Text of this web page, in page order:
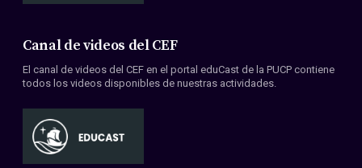
Canal de videos del CEF
El canal de videos del CEF en el portal eduCast de la PUCP contiene
todos los videos disponibles de nuestras actividades.